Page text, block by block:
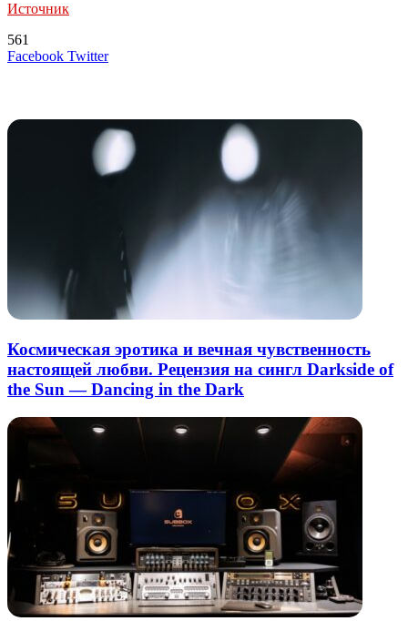
Источник
561
Facebook TwitterLinkedIn
Tumblr
Reddit
Вконтакте
Одноклассники
Skype
Messenger
Messenger
WhatsApp
Telegram
Viber
Line
Поделиться
Печатать
Космическая эротика и вечная чувственность
настоящей любви. Рецензия на сингл Darkside of
the Sun — Dancing in the Dark